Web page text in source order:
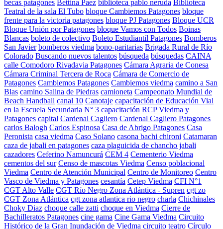
becas patagones Bettina Paez biblioteca pablo neruda Biblioteca
Teatral de la sala El Tubo bloque Cambiemos Patagones bloque
frente para la victoria patagones bloque PJ Patagones Bloque UCR
Bloque Unión por Patagones bloque Vamos con Todos Boinas
Blancas boleto de colectivo Boleto Estudiantil Patagones Bomberos
San Javier bomberos viedma bono-paritarias Brigada Rural de Río
Colorado Buscando nuevos talentos búsqueda búsquedas CAINA
calle Comodoro Rivadavia Patagones Cámara Agraria de Conesa
Cámara Criminal Tercera de Roca Cámara de Comercio de
Patagones Cambiemos Patagones Cambiemos viedma camino a San
Blas camino Salina de Piedras camioneta Campeonato Mundial de
Beach Handball canal 10 Canotaje capacitación de Educación Vial
en la Escuela Secundaria N° 3 capacitación RCP Viedma y
Patagones capital Cardenal Cagliero Cardenal Cagliero Patagones
carlos Balogh Carlos Espinosa Casa de Abrigo Patagones Casa
Peronista casa viedma Caso Solano casona bachi chironi Catamaran
caza de jabali en patagones caza plaguicida de chancho jabali
cazadores Ceferino Namuncurá CEM 4 Cementerio Viedma
cementos del sur Censo de mascotas Viedma Censo poblacional
Viedma Centro de Atención Municipal Centro de Monitoreo Centro
Vasco de Viedma y Patagones cesantía Cetep Viedma CFI N°1
CGT Alto Valle CGT Río Negro Zona Atlántica - Supren cgt zo
CGT Zona Atlántica cgt zona atlantica rio negro charla Chichinales
Choky Diaz choque calle zatti choque en Viedma Cierre de
Bachilleratos Patagones cine gama Cine Gama Viedma Circuito
Histórico de la Gran Inundación de Viedma circuito teatro Círculo